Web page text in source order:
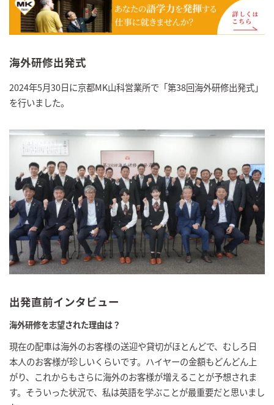
海外研修出発式
2024年5月30日に京都MK山科営業所で「第38回海外研修出発式」
を行いました。
出発直前インタビュー
海外研修を志望された理由は？
現在の配車は海外のお客様の送迎や貸切がほとんどで、むしろ日
本人のお客様が珍しいくらいです。ハイヤーの金額もどんどん上
がり、これからもさらに海外のお客様が増えることが予想されま
す。そういった状況で、私は英語を学ぶことが最重要だと思いまし